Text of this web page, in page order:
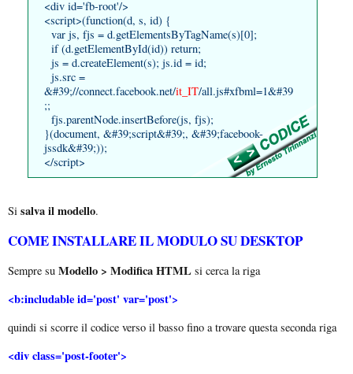
<div id='fb-root'/>
<script>(function(d, s, id) {
var js, fjs = d.getElementsByTagName(s)[0];
if (d.getElementById(id)) return;
js = d.createElement(s); js.id = id;
js.src =
&#39;//connect.facebook.net/it_IT/all.js#xfbml=1&#39
;;
fjs.parentNode.insertBefore(js, fjs);
}(document, &#39;script&#39;, &#39;facebook-
jssdk&#39;));
</script>
Si salva il modello.
COME INSTALLARE IL MODULO SU DESKTOP
Sempre su Modello > Modifica HTML si cerca la riga
<b:includable id='post' var='post'>
quindi si scorre il codice verso il basso fino a trovare questa seconda riga
<div class='post-footer'>